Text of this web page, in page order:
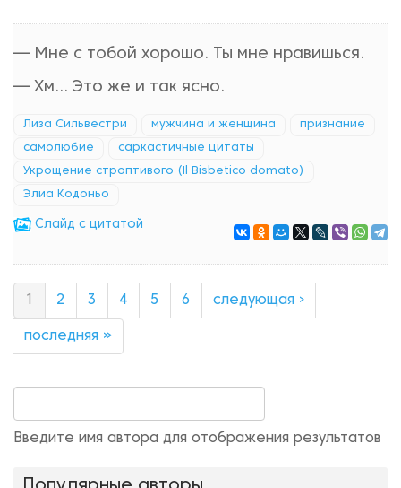
— Мне с тобой хорошо. Ты мне нравишься.
— Хм… Это же и так ясно.
Лиза Сильвестри мужчина и женщина признание
самолюбие саркастичные цитаты
Укрощение строптивого (Il Bisbetico domato)
Элиа Кодоньо
Cлайд с цитатой
2 3 4 5 6 следующая ›
последняя »
Введите имя автора для отображения результатов